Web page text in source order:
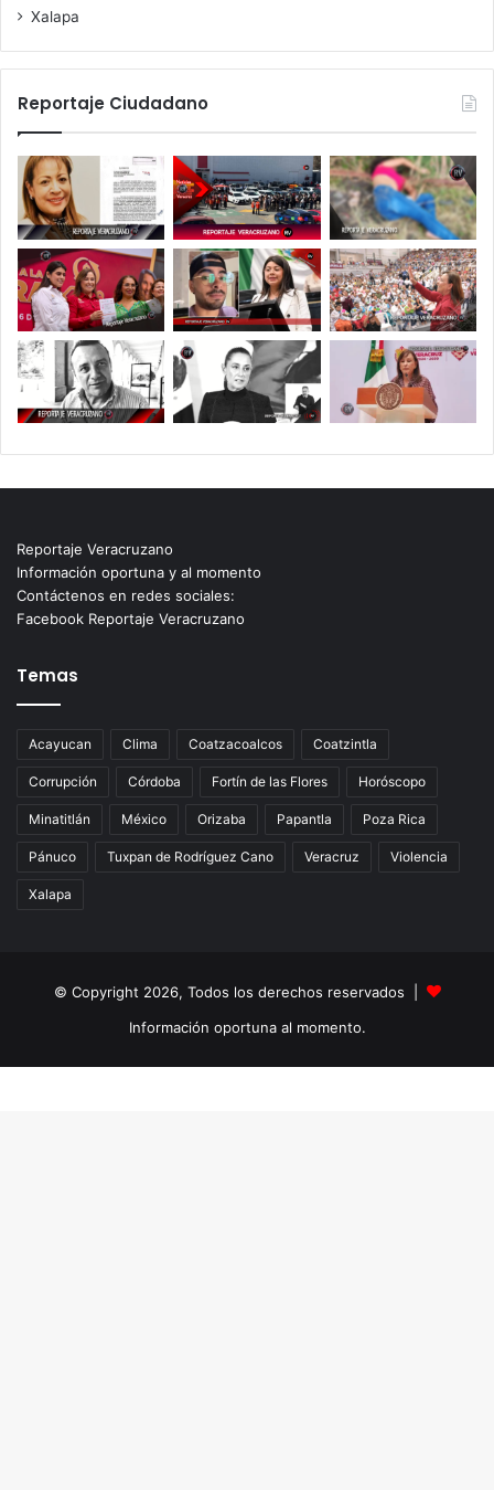
Xalapa
Reportaje Ciudadano
Reportaje Veracruzano
Información oportuna y al momento
Contáctenos en redes sociales:
Facebook Reportaje Veracruzano
Temas
Acayucan Clima Coatzacoalcos Coatzintla
Corrupción Córdoba Fortín de las Flores Horóscopo
Minatitlán México Orizaba Papantla Poza Rica
Pánuco Tuxpan de Rodríguez Cano Veracruz Violencia
Xalapa
© Copyright 2026, Todos los derechos reservados |
Información oportuna al momento.